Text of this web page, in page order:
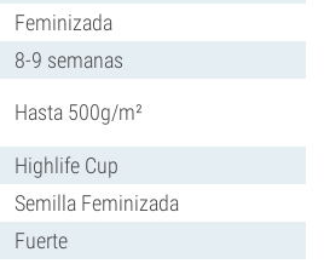
Feminizada
8-9 semanas
Hasta 500g/m²
Highlife Cup
Semilla Feminizada
Fuerte